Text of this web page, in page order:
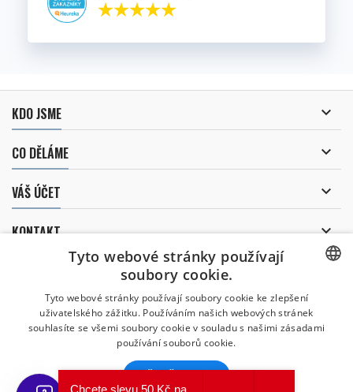
KDO JSME 
CO DĚLÁME 
VÁŠ ÚČET 
KONTAKT 
ODBĚR NOVINEK
Uděluji souhlas se
zpracováním osobních údajů.
Chcete slevu 50 Kč na
CZECH
Tyto webové stránky používají
soubory cookie.
Tyto webové stránky používají soubory cookie ke zlepšení
uživatelského zážitku. Používáním našich webových stránek
souhlasíte se všemi soubory cookie v souladu s našimi zásadami
používání souborů cookie.